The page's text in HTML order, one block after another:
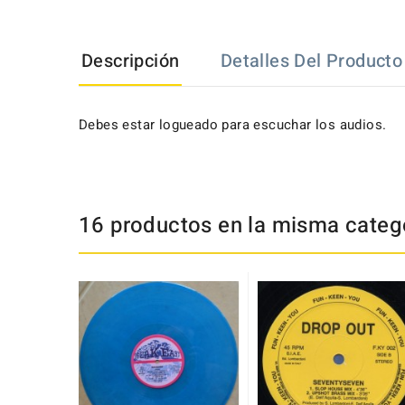
Descripción Detalles Del Producto
Debes estar logueado para escuchar los audios.
16 productos en la misma